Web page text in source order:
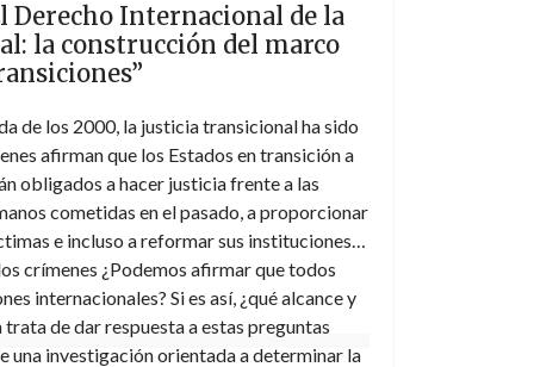
Derecho Internacional de la
la construcción del marco
de los 2000, la justicia transicional ha sido
afirman que los Estados en transición a
obligados a hacer justicia frente a las
cometidas en el pasado, a proporcionar
e incluso a reformar sus instituciones
crímenes ¿Podemos afirmar que todos
internacionales? Si es así, ¿qué alcance y
de dar respuesta a estas preguntas
una investigación orientada a determinar la